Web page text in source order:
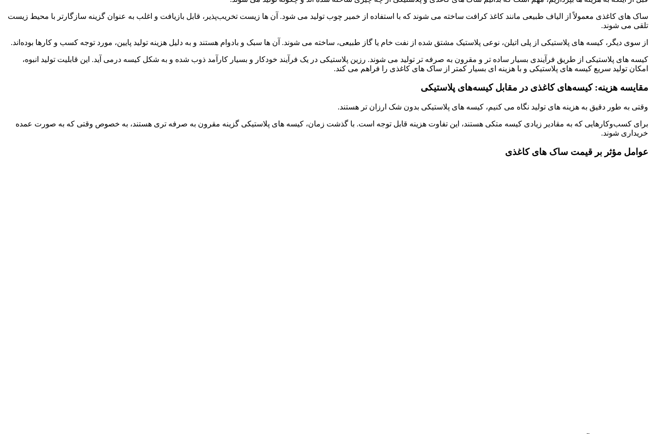
ساک ‌های کاغذی معمولاً از الیاف طبیعی مانند کاغذ کرافت ساخته می ‌شوند که با استفاده از خمیر چوب تولید می ‌شود. آن ها زیست تخریب‌پذیر، قابل بازیافت و اغلب به عنوان گزینه سازگارتر با محیط زیست
تلقی می ‌شوند.
از سوی دیگر، کیسه ‌های پلاستیکی از پلی ‌اتیلن، نوعی پلاستیک مشتق شده از نفت خام یا گاز طبیعی، ساخته می ‌شوند. آن ها سبک و بادوام هستند و به دلیل هزینه تولید پایین، مورد توجه کسب ‌و کارها بوده‌اند.
کیسه ‌های پلاستیکی از طریق فرآیندی بسیار ساده ‌تر و مقرون ‌به ‌صرفه ‌تر تولید می‌ شوند. رزین پلاستیکی در یک فرآیند خودکار و بسیار کارآمد ذوب شده و به شکل کیسه درمی ‌آید. این قابلیت تولید انبوه،
امکان تولید سریع کیسه‌ های پلاستیکی و با هزینه ‌ای بسیار کمتر از ساک های کاغذی را فراهم می ‌کند.
مقایسه هزینه: کیسه‌های کاغذی در مقابل کیسه‌های پلاستیکی
وقتی به طور دقیق به هزینه‌ های تولید نگاه می ‌کنیم، کیسه‌ های پلاستیکی بدون شک ارزان ‌تر هستند.
برای کسب‌وکارهایی که به مقادیر زیادی کیسه متکی هستند، این تفاوت هزینه قابل توجه است. با گذشت زمان، کیسه ‌های پلاستیکی گزینه مقرون ‌به‌ صرفه ‌تری هستند، به خصوص وقتی که به صورت عمده
خریداری شوند.
عوامل مؤثر بر قیمت ساک های کاغذی